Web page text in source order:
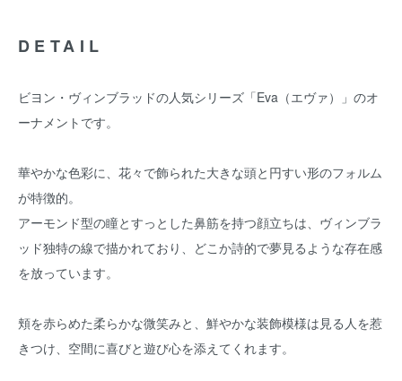
DETAIL
ビヨン・ヴィンブラッドの人気シリーズ「Eva（エヴァ）」のオ
ーナメントです。
華やかな色彩に、花々で飾られた大きな頭と円すい形のフォルム
が特徴的。
アーモンド型の瞳とすっとした鼻筋を持つ顔立ちは、ヴィンブラ
ッド独特の線で描かれており、どこか詩的で夢見るような存在感
を放っています。
頬を赤らめた柔らかな微笑みと、鮮やかな装飾模様は見る人を惹
きつけ、空間に喜びと遊び心を添えてくれます。